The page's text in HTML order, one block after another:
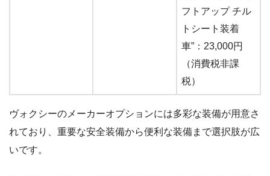
フトアップ チル
トシート装着
車”：23,000円
（消費税非課
税）
ヴォクシーのメーカーオプションには多彩な装備が用意さ
れており、重要な安全装備から便利な装備まで選択肢が広
いです。